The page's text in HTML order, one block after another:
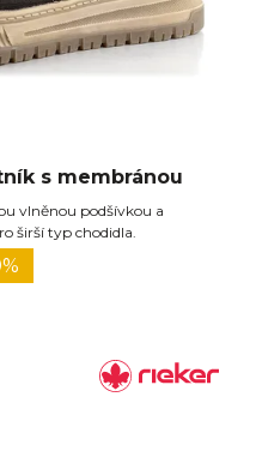
s membránou
vlněnou podšívkou a
širší typ chodidla.